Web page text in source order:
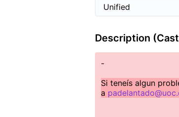
Description
-
Si teneís algun
a